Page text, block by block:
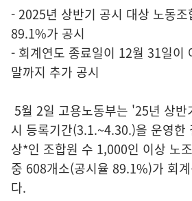
- 2025년 상반기 공시 대상 노동조
89.1%가 공시
- 회계연도 종료일이 12월 31일이
말까지 추가 공시
5월 2일 고용노동부는 '25년 상반
시 등록기간(3.1.~4.30.)을 운영한
상*인 조합원 수 1,000인 이상 노
중 608개소(공시율 89.1%)가 회
다.